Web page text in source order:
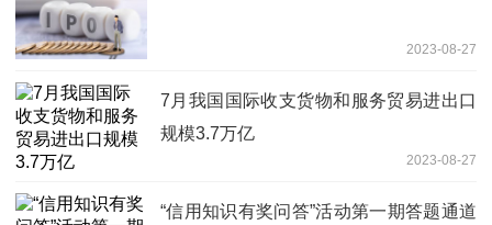
2023-08-27
7月我国国际收支货物和服务贸易进出口
规模3.7万亿
2023-08-27
“信用知识有奖问答”活动第一期答题通道